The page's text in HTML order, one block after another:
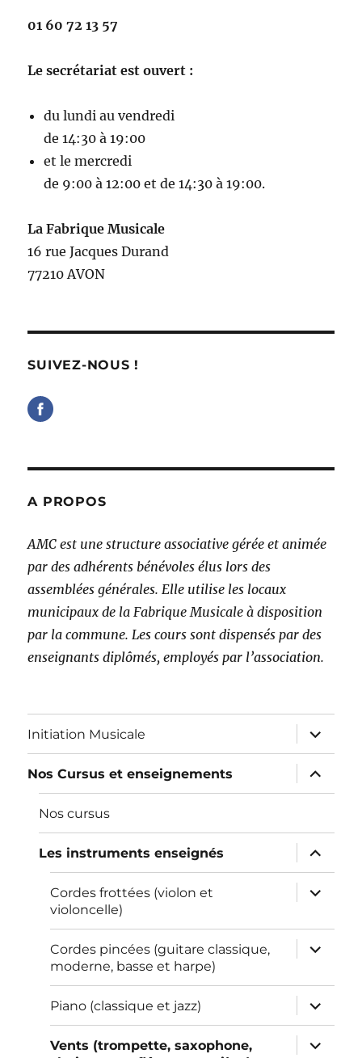
01 60 72 13 57
Le secrétariat est ouvert :
du lundi au vendredi
de 14:30 à 19:00
et le mercredi
de 9:00 à 12:00 et de 14:30 à 19:00.
La Fabrique Musicale
16 rue Jacques Durand
77210 AVON
SUIVEZ-NOUS !
A PROPOS
AMC est une structure associative gérée et animée
par des adhérents bénévoles élus lors des
assemblées générales. Elle utilise les locaux
municipaux de la Fabrique Musicale à disposition
par la commune. Les cours sont dispensés par des
enseignants diplômés, employés par l’association.
Initiation Musicale
ouvrir
le
sous-
menu
Nos Cursus et enseignements
ouvrir
le
sous-
Nos cursus
Les instruments enseignés
ouvrir
le
sous-
menu
Cordes frottées (violon et
violoncelle)
ouvrir
le
menu
Cordes pincées (guitare classique,
moderne, basse et harpe)
ouvrir
le
menu
Piano (classique et jazz)
ouvrir
le
sous-
menu
Vents (trompette, saxophone,
ouvrir
le